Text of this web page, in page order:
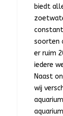
biedt
soorten
er ruim
iedere
Naast
wij